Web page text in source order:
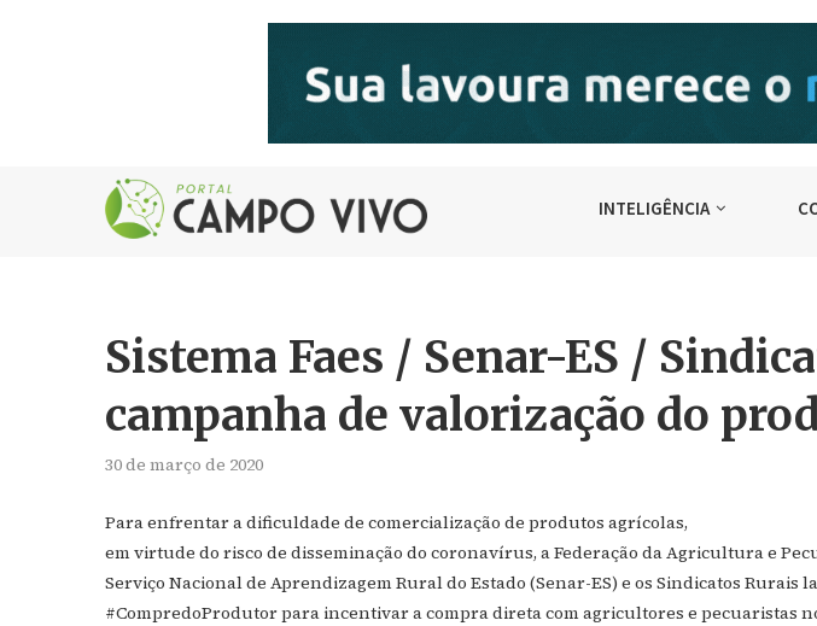
INTELIGÊNCIA
Sistema Faes / Senar-ES /
campanha de valorização do
30 de março de 2020
Para enfrentar a dificuldade de comercialização de produtos agrícolas,
em virtude do risco de disseminação do coronavírus, a Federação da Agricultura e
Serviço Nacional de Aprendizagem Rural do Estado (Senar-ES) e os Sindicatos Rurais
#CompredoProdutor para incentivar a compra direta com agricultores e pecuaristas